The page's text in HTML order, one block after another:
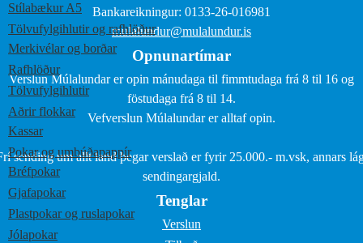
Stílabækur A5
Tölvufylgihlutir og rafhlöður
Merkivélar og borðar
Rafhlöður
Tölvufylgihlutir
Aðrir flokkar
Kassar
Pokar og umbúðapappír
Bréfpokar
Gjafapokar
Plastpokar og ruslapokar
Jólapokar
Bankareikningur: 0133-26-016981
mulalundur@mulalundur.is
Opnunartímar
Verslun Múlalundar er opin mánudaga til fimmtudaga frá 8 til 16 og
föstudaga frá 8 til 14.
Vefverslun Múlalundar er alltaf opin.
sending um allt land þegar verslað er fyrir 25.000.- m.vsk, annars
sendingargjald.
Tenglar
Verslun